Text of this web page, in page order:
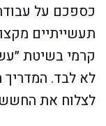
כספכם על
תעשייתיים
קרמי בשיטת
לא לבד.
לצלוח את